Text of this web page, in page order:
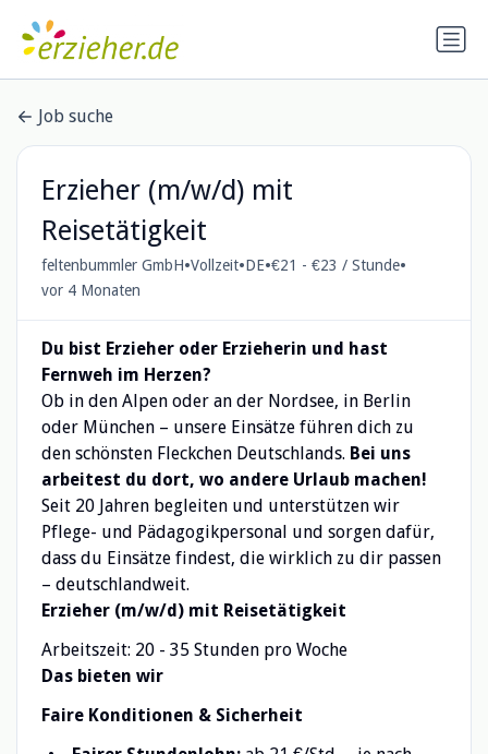
Job suche
Erzieher (m/w/d) mit
Reisetätigkeit
feltenbummler GmbH•Vollzeit•DE•€21 - €23 / Stunde•
vor 4 Monaten
Du bist Erzieher oder Erzieherin und hast
Fernweh im Herzen?
Ob in den Alpen oder an der Nordsee, in Berlin
oder München – unsere Einsätze führen dich zu
den schönsten Fleckchen Deutschlands. Bei uns
arbeitest du dort, wo andere Urlaub machen!
Seit 20 Jahren begleiten und unterstützen wir
Pflege- und Pädagogikpersonal und sorgen dafür,
dass du Einsätze findest, die wirklich zu dir passen
– deutschlandweit.
Erzieher (m/w/d) mit Reisetätigkeit
Arbeitszeit: 20 - 35 Stunden pro Woche
Das bieten wir
Faire Konditionen & Sicherheit